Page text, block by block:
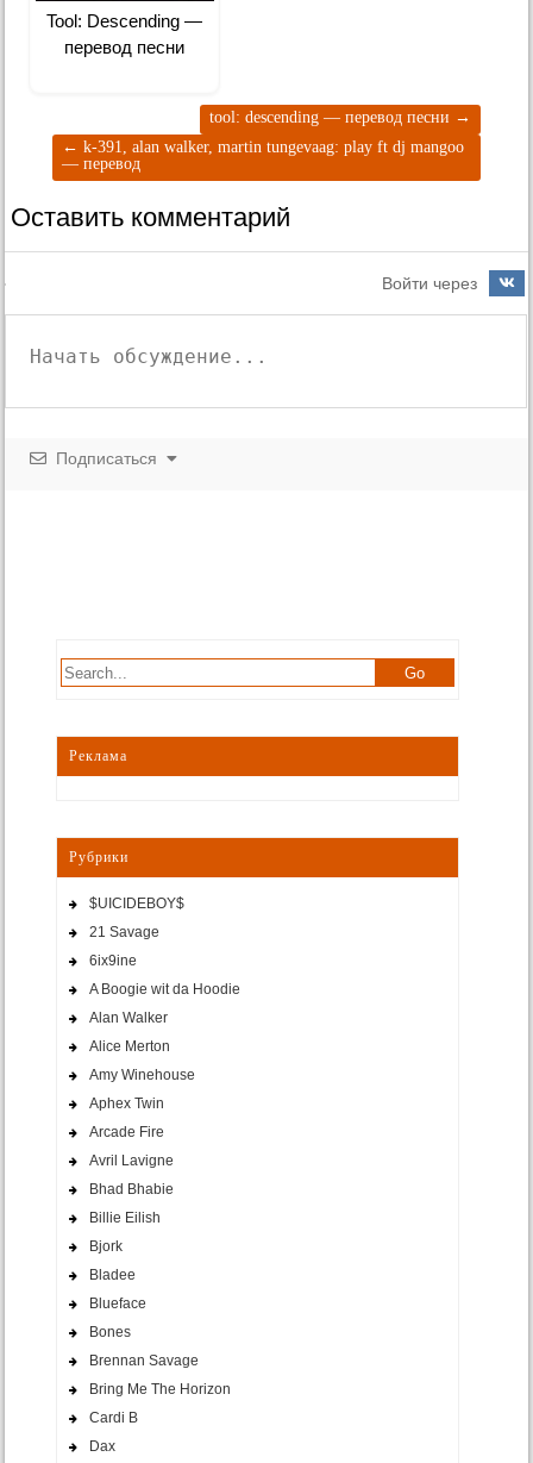
Tool: Descending —
перевод песни
tool: descending — перевод песни →
← k-391, alan walker, martin tungevaag: play ft dj mangoo
— перевод
Оставить комментарий
Войти через
Подписаться
Реклама
Рубрики
$UICIDEBOY$
21 Savage
6ix9ine
A Boogie wit da Hoodie
Alan Walker
Alice Merton
Amy Winehouse
Aphex Twin
Arcade Fire
Avril Lavigne
Bhad Bhabie
Billie Eilish
Bjork
Bladee
Blueface
Bones
Brennan Savage
Bring Me The Horizon
Cardi B
Dax